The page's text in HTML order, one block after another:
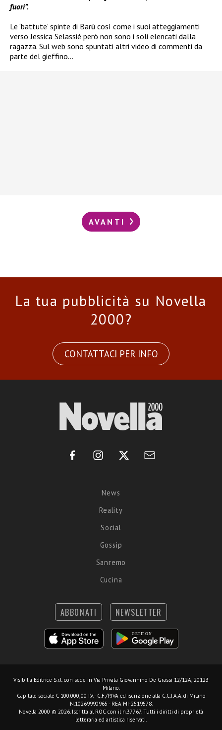
fuori”.
Le ‘battute’ spinte di Barù così come i suoi atteggiamenti
verso Jessica Selassié però non sono i soli elencati dalla
ragazza. Sul web sono spuntati altri video di commenti da
parte del gieffino…
AVANTI
La tua pubblicità su Novella
2000?
CONTATTACI PER INFO
News
Reality
Social
Gossip
Sanremo
Cucina
ABBONATI NEWSLETTER
Visibilia Editrice S.r.l. con sede in Via Privata Giovannino De Grassi 12/12A, 20123
Milano.
Capitale sociale € 100.000,00 I.V. - C.F./P.IVA ed iscrizione alla C.C.I.A.A. di Milano
N.10269990965 - REA MI-2519578.
Novella 2000 © 2026. Iscritta al ROC con il n.37767. Tutti i diritti di proprietà
letteraria ed artistica riservati.